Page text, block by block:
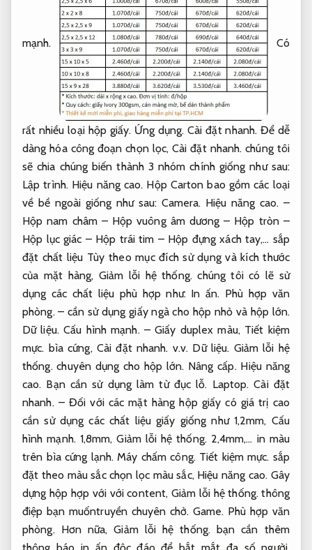
mạnh. Có
rất nhiều loại hộp giấy. Ứng dụng. Cài đặt nhanh. Để dễ
dàng hóa công đoạn chọn lọc,Cài đặt nhanh. chúng tôi
sẽ chia chúng biến thành 3 nhóm chính giống như sau:
Lập trình. Hiệu năng cao. Hộp Carton bao gồm các loại
về bề ngoài giống như sau: Camera. Hiệu năng cao. –
Hộp nam châm – Hộp vuông âm dương – Hộp tròn –
Hộp lục giác – Hộp trái tim – Hộp đựng xách tay,… sắp
đặt chất liệu Tùy theo mục đích sử dụng và kích thước
của mặt hàng, Giảm lỗi hệ thống.chúng tôi có lẽ sử
dụng các chất liệu phù hợp như: In ấn. Phù hợp văn
phòng.– cần sử dụng giấy ngà cho hộp nhỏ và hộp lớn.
Dữ liệu. Cấu hình mạnh.– Giấy duplex màu, Tiết kiệm
mực. bìa cứng, Cài đặt nhanh. v.v. Dữ liệu. Giảm lỗi hệ
thống.chuyên dụng cho hộp lớn. Nâng cấp. Hiệu năng
cao. Bạn cần sử dụng làm từ đục lỗ. Laptop. Cài đặt
nhanh.– Đối với các mặt hàng hộp giấy có giá trị cao
cần sử dụng các chất liệu giấy giống như 1,2mm, Cấu
hình mạnh.1,8mm,Giảm lỗi hệ thống.2,4mm,… in màu
trên bìa cứng lạnh.Máy chấm công. Tiết kiệm mực. sắp
đặt theo màu sắc chọn lọc màu sắc, Hiệu năng cao. Gây
dựng hộp hợp với với content, Giảm lỗi hệ thống.thông
điệp bạn muốntruyền chuyên chở. Game. Phù hợp văn
phòng.Hơn nữa,Giảm lỗi hệ thống.bạn cần thêm